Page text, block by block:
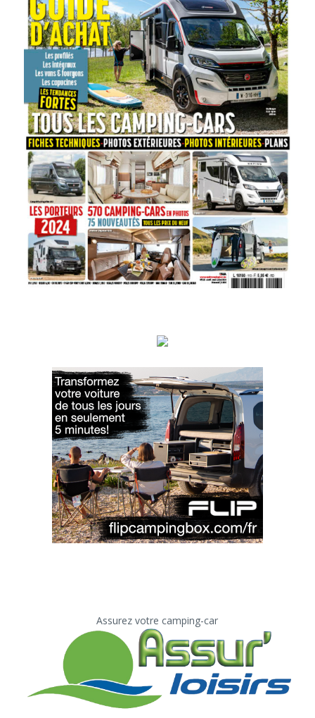
Assurez votre camping-car